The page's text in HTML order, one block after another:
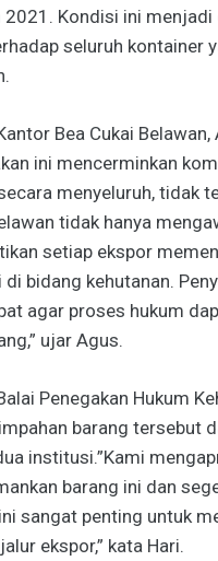
2021. Kondisi ini
seluruh kontainer
Bea Cukai
ini mencerminkan
menyeluruh, tidak
tidak hanya
setiap ekspor
di bidang kehutanan.
agar proses hukum
ujar Agus.
Penegakan Hukum
barang tersebut
institusi.”Kami
barang ini dan
sangat penting untuk
ekspor,” kata Hari.